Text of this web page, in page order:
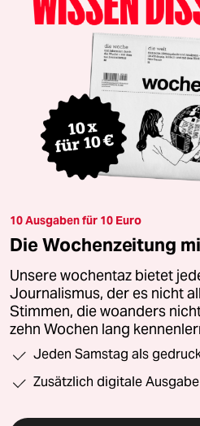
10 Ausgaben für 10 Euro
Die Wochenzeitung
Unsere wochentaz bietet
Journalismus, der es nicht
Stimmen, die woanders
zehn Wochen lang
Jeden Samstag als
Zusätzlich digitale